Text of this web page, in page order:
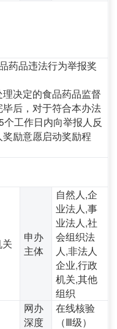
药品违法行为举报奖
决定的食品药品监督
后，对于符合本办法
工作日内向举报人反
励意愿启动奖励程
申办
主体
自然人,企
业法人,事
业法人,社
会组织法
人,非法人
企业,行政
机关,其他
组织
网办
深度
在线核验
（Ⅲ级）